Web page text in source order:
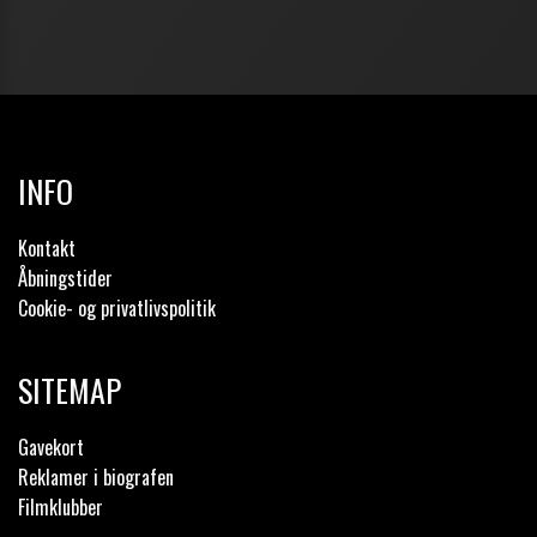
INFO
Kontakt
Åbningstider
Cookie- og privatlivspolitik
SITEMAP
Gavekort
Reklamer i biografen
Filmklubber